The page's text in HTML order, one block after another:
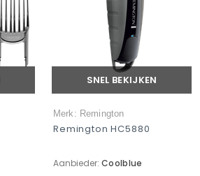
SNEL BEKIJKEN
Merk: Remington
Remington HC5880
Aanbieder: Coolblue